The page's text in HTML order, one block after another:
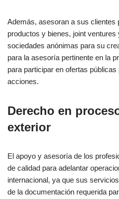
Además, asesoran a sus clientes
productos y bienes, joint
sociedades anónimas para su
para la asesoría pertinente en la
para participar en ofertas
acciones.
Derecho en
exterior
El apoyo y asesoría de los
de calidad para adelantar
internacional, ya que sus
de la documentación requerida